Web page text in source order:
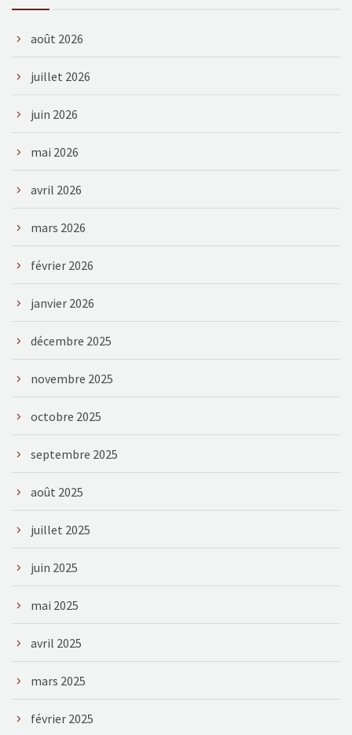
août 2026
juillet 2026
juin 2026
mai 2026
avril 2026
mars 2026
février 2026
janvier 2026
décembre 2025
novembre 2025
octobre 2025
septembre 2025
août 2025
juillet 2025
juin 2025
mai 2025
avril 2025
mars 2025
février 2025